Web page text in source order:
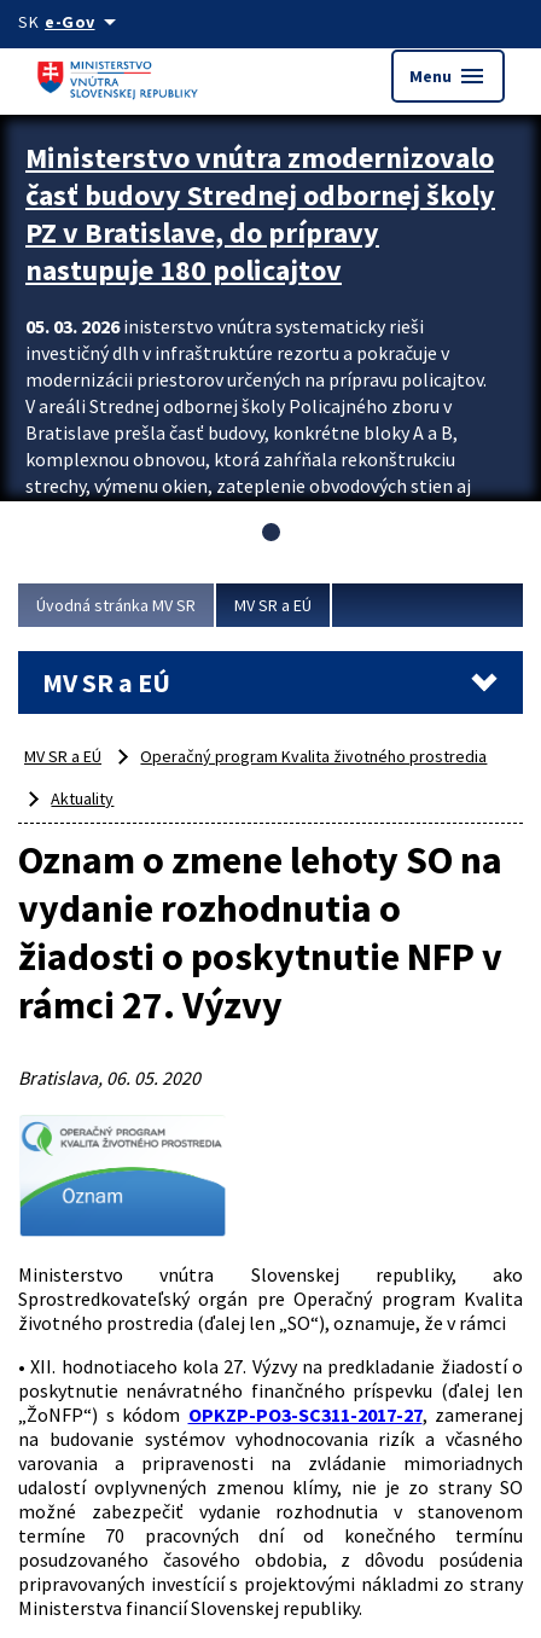
Preskocit na hlavný obsah
SK e-Govarrow_drop_down
Menu menu
Ministerstvo vnútra zmodernizovalo
časť budovy Strednej odbornej školy
PZ v Bratislave, do prípravy
nastupuje 180 policajtov
05. 03. 2026inisterstvo vnútra systematicky rieši
investičný dlh v infraštruktúre rezortu a pokračuje v
modernizácii priestorov určených na prípravu policajtov.
V areáli Strednej odbornej školy Policajného zboru v
Bratislave prešla časť budovy, konkrétne bloky A a B,
komplexnou obnovou, ktorá zahŕňala rekonštrukciu
strechy, výmenu okien, zateplenie obvodových stien aj
aj interiéru, kde vznikli nové učebne a moderné
Viac
Úvodná stránka MV SR MV SR a EÚ
MV SR a EÚ
MV SR a EÚ
Operačný program Kvalita životného prostredia
Aktuality
Oznam o zmene lehoty SO na
vydanie rozhodnutia o
žiadosti o poskytnutie NFP v
rámci 27. Výzvy
Bratislava, 06. 05. 2020
Ministerstvo vnútra Slovenskej republiky, ako
Sprostredkovateľský orgán pre Operačný program Kvalita
životného prostredia (ďalej len „SO“), oznamuje, že v rámci
• XII. hodnotiaceho kola 27. Výzvy na predkladanie žiadostí o
poskytnutie nenávratného finančného príspevku (ďalej len
„ŽoNFP“) s kódom OPKZP-PO3-SC311-2017-27, zameranej
na budovanie systémov vyhodnocovania rizík a včasného
varovania a pripravenosti na zvládanie mimoriadnych
udalostí ovplyvnených zmenou klímy, nie je zo strany SO
možné zabezpečiť vydanie rozhodnutia v stanovenom
termíne 70 pracovných dní od konečného termínu
posudzovaného časového obdobia, z dôvodu posúdenia
pripravovaných investícií s projektovými nákladmi zo strany
Ministerstva financií Slovenskej republiky.